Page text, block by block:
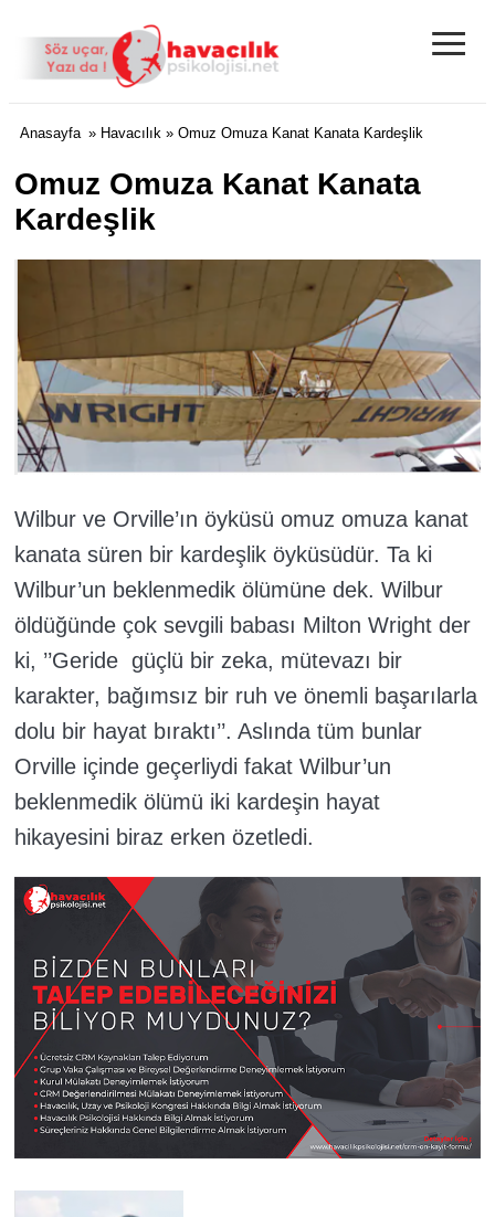
≡
Anasayfa » Havacılık » Omuz Omuza Kanat Kanata Kardeşlik
Omuz Omuza Kanat Kanata
Kardeşlik
Wilbur ve Orville’ın öyküsü omuz omuza kanat
kanata süren bir kardeşlik öyküsüdür. Ta ki
Wilbur’un beklenmedik ölümüne dek. Wilbur
öldüğünde çok sevgili babası Milton Wright der
ki, ’’Geride güçlü bir zeka, mütevazı bir
karakter, bağımsız bir ruh ve önemli başarılarla
dolu bir hayat bıraktı’’. Aslında tüm bunlar
Orville içinde geçerliydi fakat Wilbur’un
beklenmedik ölümü iki kardeşin hayat
hikayesini biraz erken özetledi.